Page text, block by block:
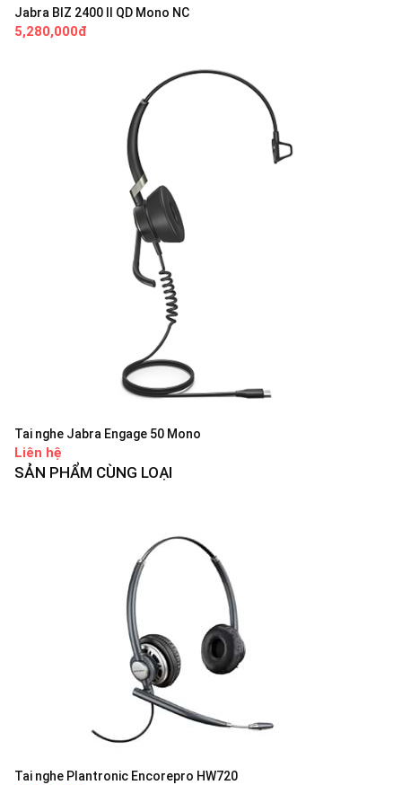
Jabra BIZ 2400 II QD Mono NC
5,280,000đ
Tai nghe Jabra Engage 50 Mono
Liên hệ
SẢN PHẨM CÙNG LOẠI
Tai nghe Plantronic Encorepro HW720